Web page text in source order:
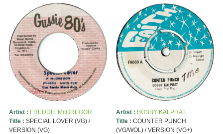
Artist : FREDDIE McGREGOR
Title : SPECIAL LOVER (VG) /
VERSION (VG)
Artist : BOBBY KALPHAT
Title : COUNTER PUNCH
(VG/WOL) / VERSION (VG+)